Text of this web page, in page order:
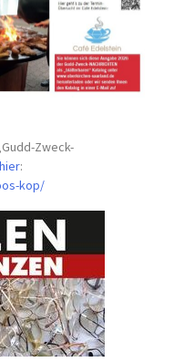
Zweck-
hier:
kop/